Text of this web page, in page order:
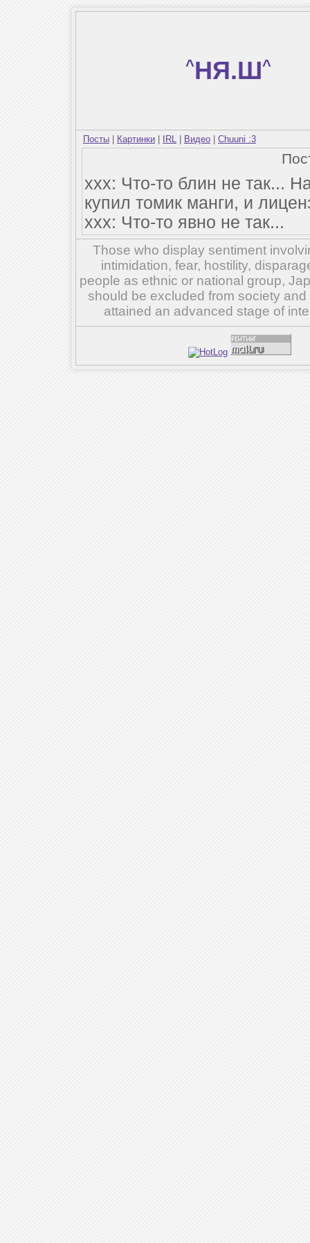
^НЯ.Ш^
Посты Картинки IRL Видео Chuuni :3
xxx: Что-то блин не так...
купил томик манги, и
xxx: Что-то явно не так...
Those who display sentiment
intimidation, fear, hostility,
people as ethnic or national group,
should be excluded from society
attained an advanced stage of